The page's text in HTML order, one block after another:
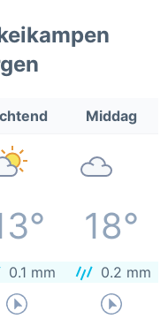
Middag
18°
0.1 mm 0.2 mm